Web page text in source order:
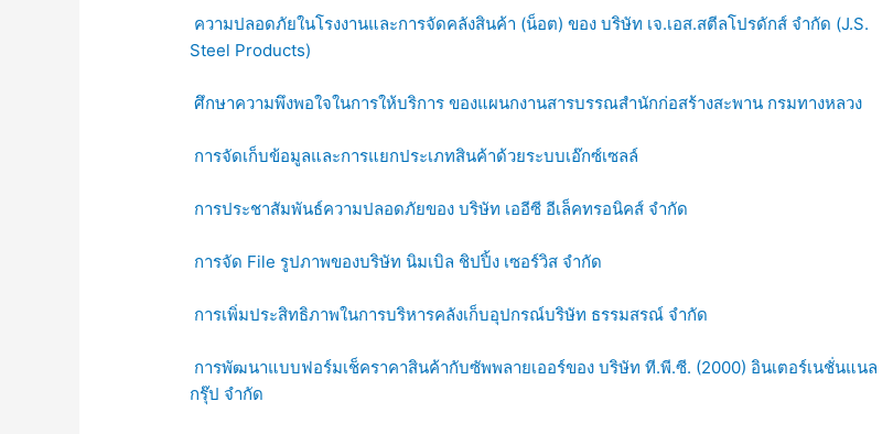
ความปลอดภัยในโรงงานและการจัดคลังสินค้า (น็อต) ของ บริษัท เจ.เอส.สตีลโปรดักส์ จำกัด (J.S.
Steel Products)
ศึกษาความพึงพอใจในการให้บริการ ของแผนกงานสารบรรณสำนักก่อสร้างสะพาน กรมทางหลวง
การจัดเก็บข้อมูลและการแยกประเภทสินค้าด้วยระบบเอ๊กซ์เซลล์
การประชาสัมพันธ์ความปลอดภัยของ บริษัท เออีซี อีเล็คทรอนิคส์ จำกัด
การจัด File รูปภาพของบริษัท นิมเบิล ชิปปิ้ง เซอร์วิส จำกัด
การเพิ่มประสิทธิภาพในการบริหารคลังเก็บอุปกรณ์บริษัท ธรรมสรณ์ จำกัด
การพัฒนาแบบฟอร์มเช็คราคาสินค้ากับซัพพลายเออร์ของ บริษัท ที.พี.ซี. (2000) อินเตอร์เนชั่นแนล
กรุ๊ป จำกัด